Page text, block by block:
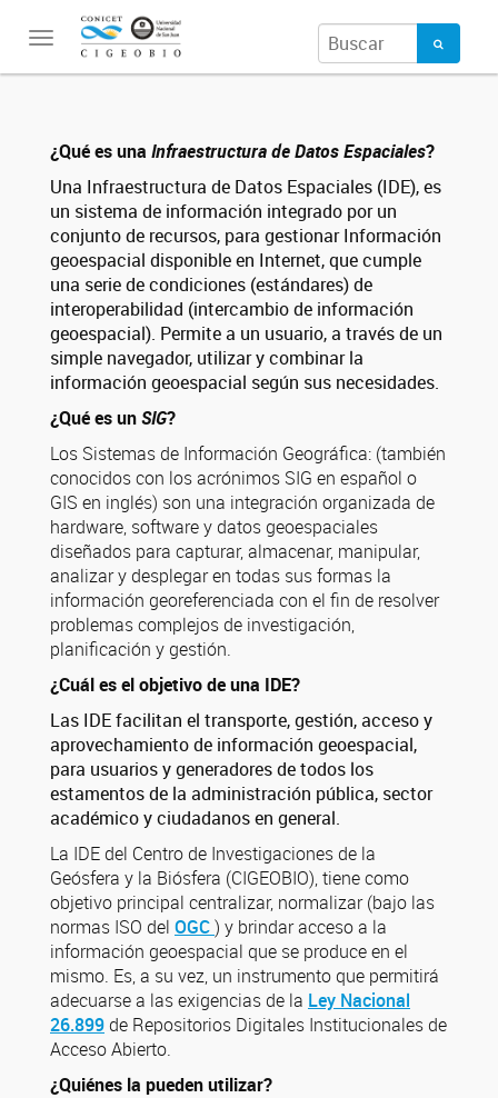
Toggle
navigation
¿Qué es una Infraestructura de Datos Espaciales?
Una Infraestructura de Datos Espaciales (IDE), es
un sistema de información integrado por un
conjunto de recursos, para gestionar Información
geoespacial disponible en Internet, que cumple
una serie de condiciones (estándares) de
interoperabilidad (intercambio de información
geoespacial). Permite a un usuario, a través de un
simple navegador, utilizar y combinar la
información geoespacial según sus necesidades.
¿Qué es unSIG?
Los Sistemas de Información Geográfica: (también
conocidos con los acrónimos SIG en español o
GIS en inglés) son una integración organizada de
hardware, software y datos geoespaciales
diseñados para capturar, almacenar, manipular,
analizar y desplegar en todas sus formas la
información georeferenciada con el fin de resolver
problemas complejos de investigación,
planificación y gestión.
¿Cuál es el objetivo de una IDE?
Las IDE facilitan el transporte, gestión, acceso y
aprovechamiento de información geoespacial,
para usuarios y generadores de todos los
estamentos de la administración pública, sector
académico y ciudadanos en general.
La IDE del Centro de Investigaciones de la
Geósfera y la Biósfera (CIGEOBIO), tiene como
objetivo principal centralizar, normalizar (bajo las
normas ISO del OGC) y brindar acceso a la
información geoespacial que se produce en el
mismo. Es, a su vez, un instrumento que permitirá
adecuarse a las exigencias de la Ley Nacional
26.899de Repositorios Digitales Institucionales de
Acceso Abierto.
¿Quiénes la pueden utilizar?